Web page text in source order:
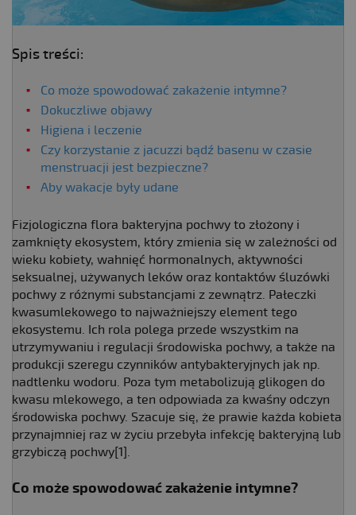
Spis treści:
Co może spowodować zakażenie intymne?
Dokuczliwe objawy
Higiena i leczenie
Czy korzystanie z jacuzzi bądź basenu w czasie
menstruacji jest bezpieczne?
Aby wakacje były udane
Fizjologiczna flora bakteryjna pochwy to złożony i
zamknięty ekosystem, który zmienia się w zależności od
wieku kobiety, wahnięć hormonalnych, aktywności
seksualnej, używanych leków oraz kontaktów śluzówki
pochwy z różnymi substancjami z zewnątrz. Pałeczki
kwasumlekowego to najważniejszy element tego
ekosystemu. Ich rola polega przede wszystkim na
utrzymywaniu i regulacji środowiska pochwy, a także na
produkcji szeregu czynników antybakteryjnych jak np.
nadtlenku wodoru. Poza tym metabolizują glikogen do
kwasu mlekowego, a ten odpowiada za kwaśny odczyn
środowiska pochwy. Szacuje się, że prawie każda kobieta
przynajmniej raz w życiu przebyła infekcję bakteryjną lub
grzybiczą pochwy[1].
Co może spowodować zakażenie intymne?